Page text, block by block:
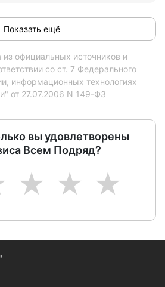
Показать ещё
официальных источников и
со ст. 7 Федерального
информационных технологиях
от 27.07.2006 N 149-ФЗ
вы удовлетворены
Всем Подряд?
5
4
3